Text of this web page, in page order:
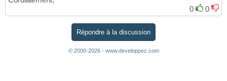
0
0
Répondre à la discussion
© 2000-2026 - www.developpez.com